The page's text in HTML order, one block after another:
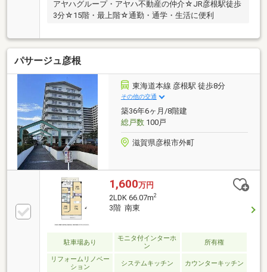
アヤハグループ・アヤハ不動産の仲介☆JR彦根駅徒歩
3分☆15階・最上階☆通勤・通学・生活に便利
パサージュ彦根
東海道本線 彦根駅 徒歩8分
その他の交通
築36年6ヶ月/8階建
総戸数100戸
滋賀県彦根市外町
1,600万円
2LDK 66.07m2
3階 南東
駐車場あり
モニタ付インターホ
ン
所有権
リフォームリノベー
ション
システムキッチン カウンターキッチン